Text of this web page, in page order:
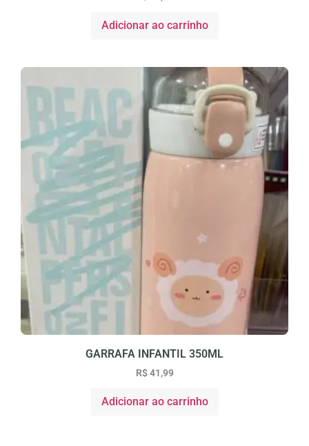
Adicionar ao carrinho
GARRAFA INFANTIL 350ML
R$41,99
Adicionar ao carrinho